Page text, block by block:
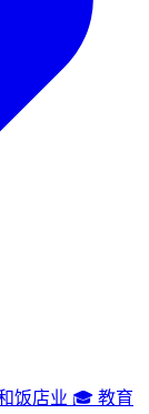
饭店业 🎓 教育